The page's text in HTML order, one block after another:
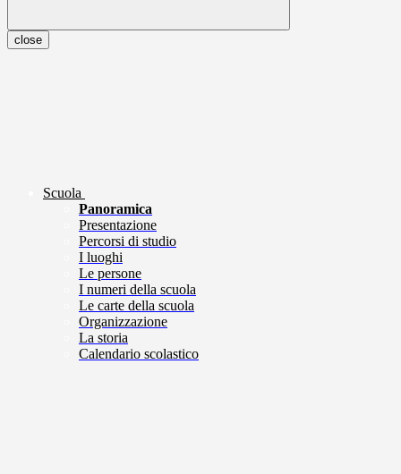
close
Scuola
Panoramica
Presentazione
Percorsi di studio
I luoghi
Le persone
I numeri della scuola
Le carte della scuola
Organizzazione
La storia
Calendario scolastico